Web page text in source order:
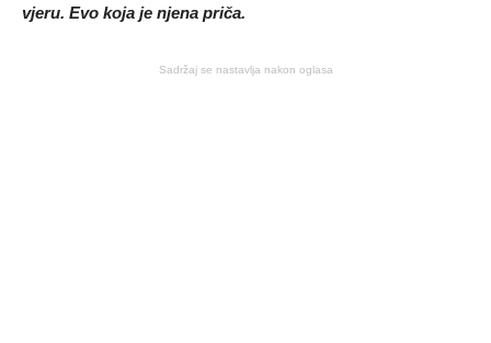
vjeru. Evo koja je njena priča.
Sadržaj se nastavlja nakon oglasa